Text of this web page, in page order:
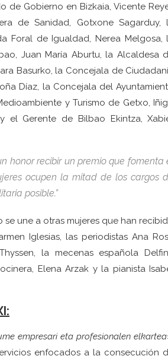
de Gobierno en Bizkaia, Vicente
de Sanidad, Gotxone Sagarduy,
Foral de Igualdad, Nerea Melgosa,
Juan María Aburtu, la Alcaldesa
Basurko, la Concejala de
Díaz, la Concejala del
y Turismo de Getxo,
el Gerente de Bilbao Ekintza,
honor recibir un premio que fomenta
ocupen la mitad de los cargos
posible.”
se une a otras mujeres que han
Iglesias, las periodistas Ana
la mecenas española
Elena Arzak y la pianista
empresari eta profesionalen elkartea
enfocados a la consecución